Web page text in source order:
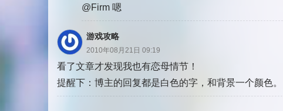
@Firm 嗯
游戏攻略
2010年08月21日 09:19
看了文章才发现我也有恋母情节！
提醒下：博主的回复都是白色的字，和背景一个颜色。